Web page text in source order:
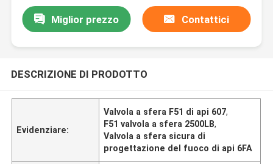
Miglior prezzo Contattici
DESCRIZIONE DI PRODOTTO
Evidenziare:
Valvola a sfera F51 di api 607,
F51 valvola a sfera 2500LB,
Valvola a sfera sicura di
progettazione del fuoco di api 6FA